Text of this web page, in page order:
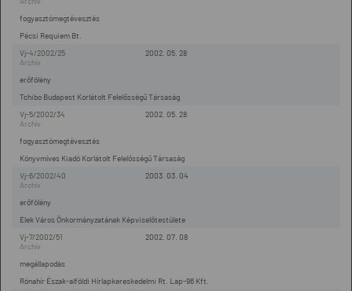
Pécsi Requiem Bt.
fogyasztómegtévesztés
2002. 05. 28
Vj-4/2002/25
Tchibo Budapest Korlátolt Felelősségű Társaság
erőfölény
2002. 05. 28
Vj-5/2002/34
Könyvmíves Kiadó Korlátolt Felelősségű Társaság
fogyasztómegtévesztés
2003. 03. 04
Vj-6/2002/40
Elek Város Önkormányzatának Képviselőtestülete
erőfölény
2002. 07. 08
Vj-7/2002/51
Rónahír Észak-alföldi Hírlapkereskedelmi Rt. Lap-96 Kft.
megállapodás